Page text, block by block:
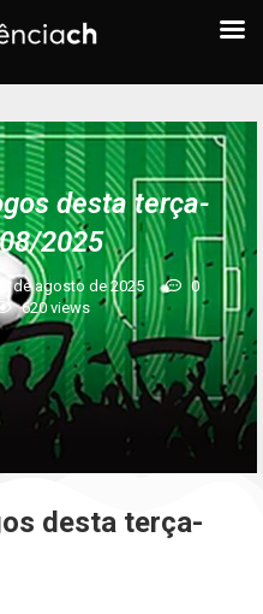
desta terça-
2025
12 de agosto de 2025
0
620 views
desta terça-